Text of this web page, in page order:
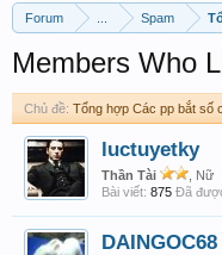
Forum Spam
Members Who
Chủ đề: Tổng hợp Các pp bắt số
luctuyetky
Thần Tài
, Nữ
Bài viết: 875 Đã
DAINGOC68